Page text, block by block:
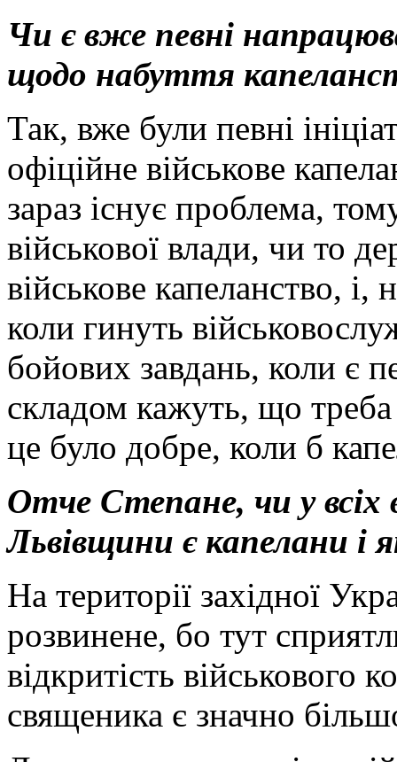
Чи є вже певні
щодо набуття
Так, вже були певні
офіційне військове
зараз існує проблема,
військової влади, чи то
військове капеланство,
коли гинуть
бойових завдань, коли є
складом кажуть, що
це було добре, коли б
Отче Степане, чи у всіх
Львівщини є капелани і
На території західної
розвинене, бо тут
відкритість військового
священика є значно